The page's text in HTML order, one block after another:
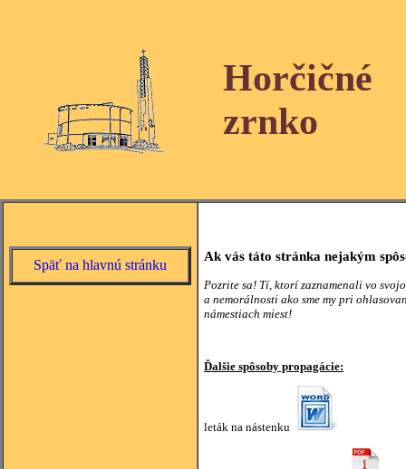
Horčičné
zrnko
Späť na hlavnú stránku
Ak vás táto stránka nejakým
Pozrite sa! Tí, ktorí zaznamenali vo
a nemorálnosti ako sme my pri
námestiach miest!
Ďalšie spôsoby propagácie:
leták na nástenku